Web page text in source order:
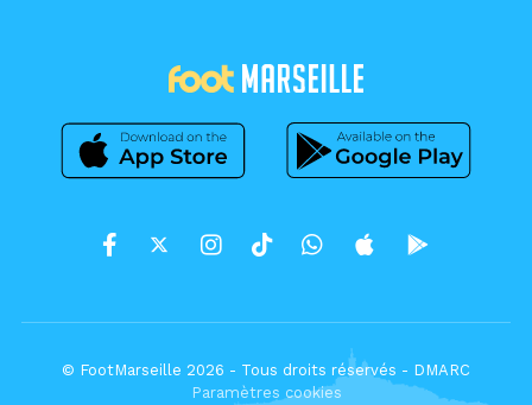
© FootMarseille 2026 - Tous droits réservés - DMARC
Paramètres cookies